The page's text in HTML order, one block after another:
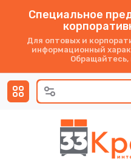
Специальное
Для оптовых и
информационный